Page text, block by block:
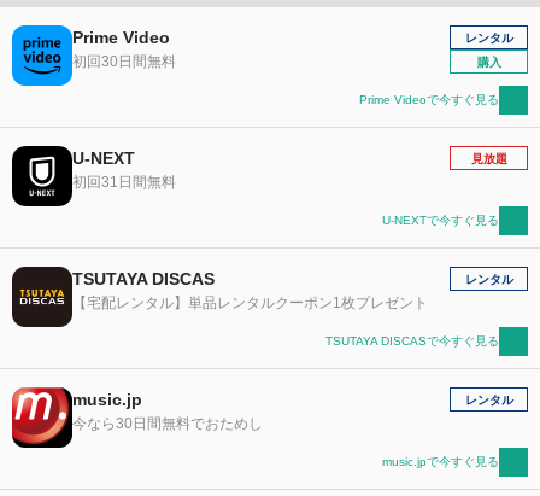
Prime Video
初回30日間無料
レンタル
購入
Prime Videoで今すぐ見る
U-NEXT
初回31日間無料
見放題
U-NEXTで今すぐ見る
TSUTAYA DISCAS
【宅配レンタル】単品レンタルクーポン1枚プレゼント
レンタル
TSUTAYA DISCASで今すぐ見る
music.jp
今なら30日間無料でおためし
レンタル
music.jpで今すぐ見る